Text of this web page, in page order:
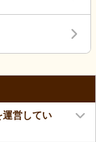
運営してい